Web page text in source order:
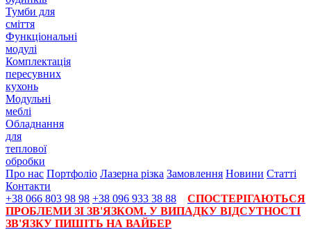
Тумби для
сміття
Функціональні
модулі
Комплектація
пересувних
кухонь
Модульні
меблі
Обладнання
для
теплової
обробки
Про нас Портфоліо Лазерна різка Замовлення Новини Статті
Контакти
+38 066 803 98 98 +38 096 933 38 88
СПОСТЕРІГАЮТЬСЯ
ПРОБЛЕМИ ЗІ ЗВ'ЯЗКОМ. У ВИПАДКУ ВІДСУТНОСТІ
ЗВ'ЯЗКУ ПИШІТЬ НА ВАЙБЕР